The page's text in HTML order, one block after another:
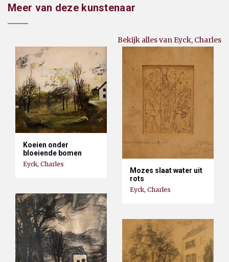
Meer van deze kunstenaar
Bekijk alles van Eyck, Charles
Koeien onder
bloeiende bomen
Eyck, Charles
Mozes slaat water uit
rots
Eyck, Charles